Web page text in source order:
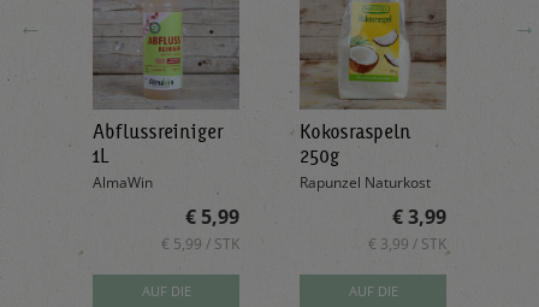
←
Abflussreiniger
1L
AlmaWin
€ 5,99
€ 5,99 / STK
AUF DIE
Kokosraspeln
250g
Rapunzel Naturkost
€ 3,99
€ 3,99 / STK
AUF DIE
→